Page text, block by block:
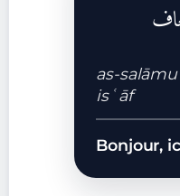
as-
isʿāf
Bonjour,